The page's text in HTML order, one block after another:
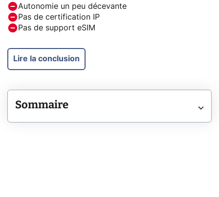
Autonomie un peu décevante
Pas de certification IP
Pas de support eSIM
Lire la conclusion
Sommaire